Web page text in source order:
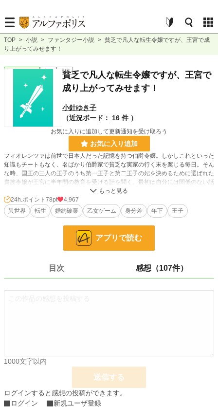
TOP > 小説 > ファンタジー小説 > 貧乏で凡人な転生令嬢ですが、王宮で成
り上がってみせます！
ファンタジー 完結 長編
貧乏で凡人な転生令嬢ですが、王宮で
成り上がってみせます！
小針ゆき子
（近況ボード：
16 件 ）
お気に入りに追加して更新通知を受け取ろう
お気に入り追加
フィオレンツァは前世で日本人だった記憶を持つ伯爵令嬢。しかしこれといった
知識もチートもなく、名ばかり伯爵家で貧乏な実家の行く末を案じる毎日。そん
な時、国王の三人の王子のうち第一王子と第二王子の妃を決めるために選ばれた
貴族令嬢が王宮に半年間の教育を受ける話を聞く。最初は自分には関係のない話
だと思うが、その教育係の女性が遠縁で、しかも後継者を探していると知る。
これは高給の職を得るチャンス！フィオレンツァは領地を離れ、王宮付き教育係
の後継者候補として王宮に行くことになる。
真面目で機転の利くフィオレンツァは妃候補の令嬢たちからも一目置かれる存在
になり、王宮付き教師としての道を順調に歩んでいくかと思われたが…。
13,438 位 / 228,957 件
2,386 位 / 53,362 件
初回完結日時 2020.12.20 02:32
月間ポイント 3,287 pt (11,478 位)
24h.ポイント 78pt
4,967
異世界
転生 婚約破棄 乙女ゲーム 身分差 年下 王子
アプリで読む
目次 感想（107件）
1000文字以内
送信する
ログインすると感想の投稿ができます。
ログイン
新規ユーザ登録